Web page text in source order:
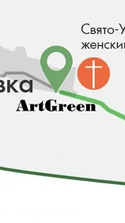
оттенка.
умеренный.